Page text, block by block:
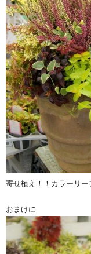
寄せ植え！！カラーリー
おまけに